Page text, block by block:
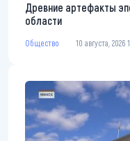
Древние артефакты
области
Общество 10 августа, 2026